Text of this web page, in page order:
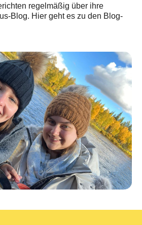
regelmäßig über ihre
Blog. Hier geht es zu den Blog-